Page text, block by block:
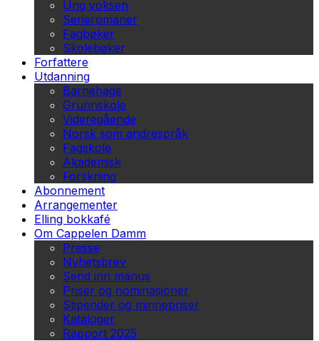
Ung voksen
Serieromaner
Fagbøker
Skolebøker
Forfattere
Utdanning
Barnehage
Grunnskole
Videregående
Norsk som andrespråk
Fagskole
Akademisk
Forskning
Abonnement
Arrangementer
Elling bokkafé
Om Cappelen Damm
Presse
Nyhetsbrev
Send inn manus
Priser og nominasjoner
Stipender og minnepriser
Kataloger
Rapport 2025